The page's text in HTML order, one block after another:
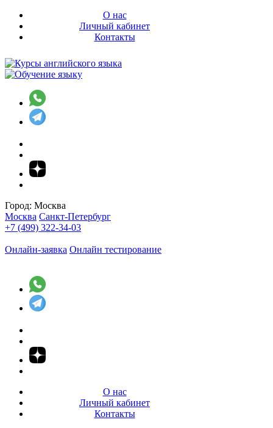
О нас
Личный кабинет
Контакты
Город: Москва
Москва Санкт-Петербург
+7 (499) 322-34-03
Онлайн-заявка Онлайн тестирование
О нас
Личный кабинет
Контакты